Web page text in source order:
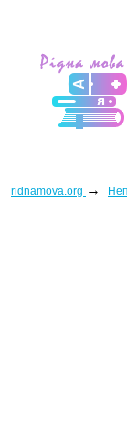
ridnamova.org →